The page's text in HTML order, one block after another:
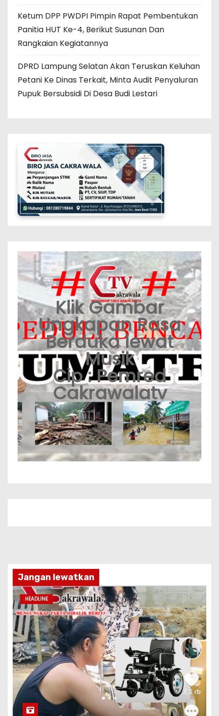
Ketum DPP PWDPI Pimpin Rapat Pembentukan
Panitia HUT Ke-4, Berikut Susunan Dan
Rangkaian Kegiatannya
DPRD Lampung Selatan Akan Teruskan Keluhan
Petani Ke Dinas Terkait, Minta Audit Penyaluran
Pupuk Bersubsidi Di Desa Budi Lestari
Klik Gambar
Ungkapan Rasa
Berduka lewat
Musik
Cip : Pemred
Cakrawalatv
Jangan lewatkan
HEADLINE